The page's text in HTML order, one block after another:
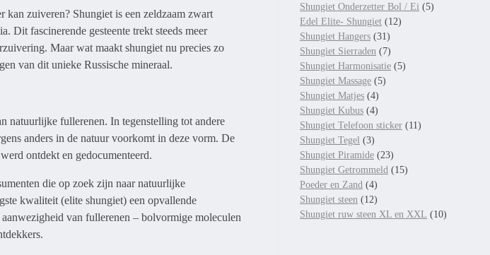
zuiveren? Shungiet is een zeldzaam zwart
Dit fascinerende gesteente trekt steeds meer
Maar wat maakt shungiet nu precies zo
van dit unieke Russische mineraal.
natuurlijke fullerenen. In tegenstelling tot andere
anders in de natuur voorkomt in deze vorm. De
ontdekt en gedocumenteerd.
die op zoek zijn naar natuurlijke
kwaliteit (elite shungiet) een opvallende
van fullerenen – bolvormige moleculen
Shungiet Onderzetter Bol / Ei (5)
Edel Elite- Shungiet (12)
Shungiet Hangers (31)
Shungiet Sierraden (7)
Shungiet Harmonisatie (5)
Shungiet Massage (5)
Shungiet Matjes (4)
Shungiet Kubus (4)
Shungiet Telefoon sticker (11)
Shungiet Tegel (3)
Shungiet Piramide (23)
Shungiet Getrommeld (15)
Poeder en Zand (4)
Shungiet steen (12)
Shungiet ruw steen XL en XXL (10)